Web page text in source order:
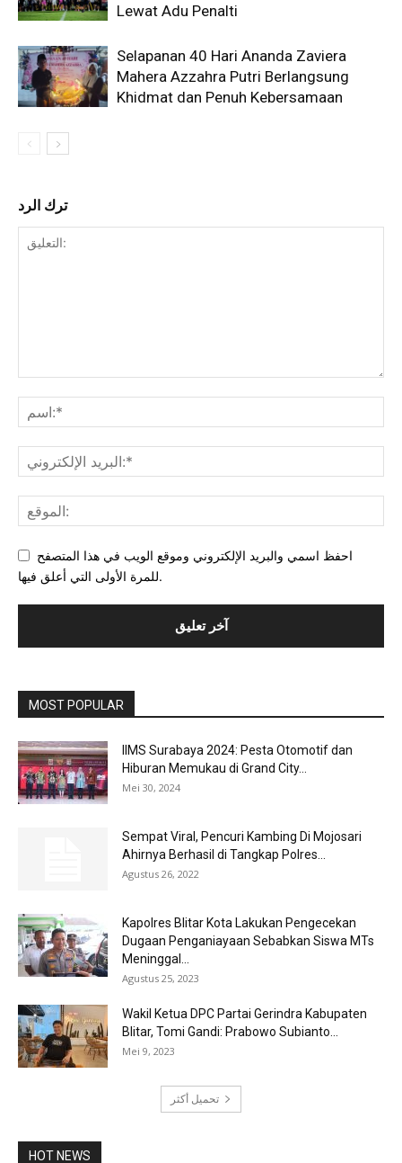
Lewat Adu Penalti
Selapanan 40 Hari Ananda Zaviera
Mahera Azzahra Putri Berlangsung
Khidmat dan Penuh Kebersamaan
ترك الرد
احفظ اسمي والبريد الإلكتروني وموقع الويب في هذا المتصفح
للمرة الأولى التي أعلق فيها.
MOST POPULAR
IIMS Surabaya 2024: Pesta Otomotif dan
Hiburan Memukau di Grand City...
Mei 30, 2024
Sempat Viral, Pencuri Kambing Di Mojosari
Ahirnya Berhasil di Tangkap Polres...
Agustus 26, 2022
Kapolres Blitar Kota Lakukan Pengecekan
Dugaan Penganiayaan Sebabkan Siswa MTs
Meninggal...
Agustus 25, 2023
Wakil Ketua DPC Partai Gerindra Kabupaten
Blitar, Tomi Gandi: Prabowo Subianto...
Mei 9, 2023
تحميل أكثر
HOT NEWS